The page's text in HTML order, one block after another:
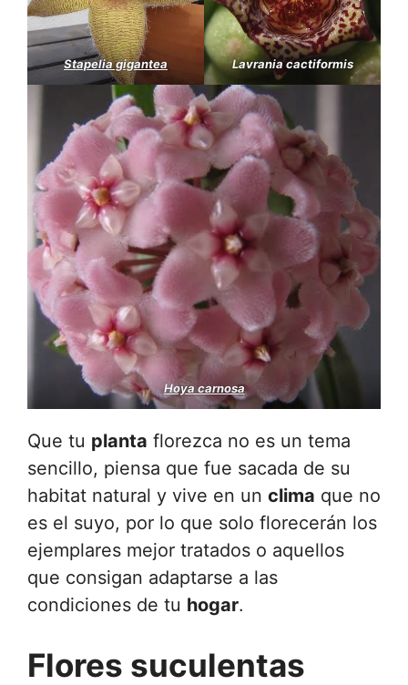
Stapelia gigantea Lavrania cactiformis
Hoya carnosa
Que tu planta florezca no es un tema
sencillo, piensa que fue sacada de su
habitat natural y vive en un clima que no
es el suyo, por lo que solo florecerán los
ejemplares mejor tratados o aquellos
que consigan adaptarse a las
condiciones de tu hogar.
Flores suculentas